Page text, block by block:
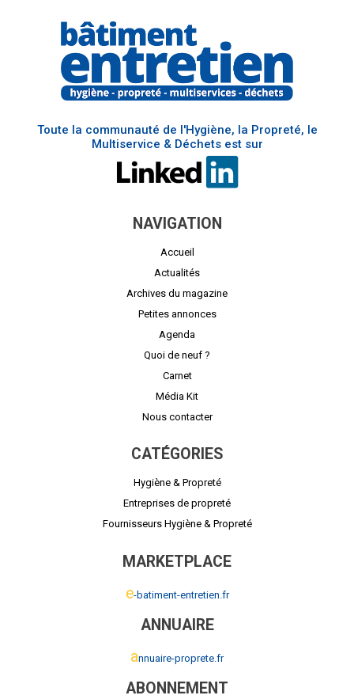
Toute la communauté de l'Hygiène, la Propreté, le
Multiservice & Déchets est sur
NAVIGATION
Accueil
Actualités
Archives du magazine
Petites annonces
Agenda
Quoi de neuf ?
Carnet
Média Kit
Nous contacter
CATÉGORIES
Hygiène & Propreté
Entreprises de propreté
Fournisseurs Hygiène & Propreté
MARKETPLACE
e-batiment-entretien.fr
ANNUAIRE
annuaire-proprete.fr
ABONNEMENT